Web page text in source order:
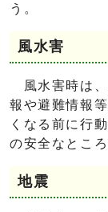
う。
風水害
風水害時は、
報や避難情報
くなる前に行
の安全なとこ
地震